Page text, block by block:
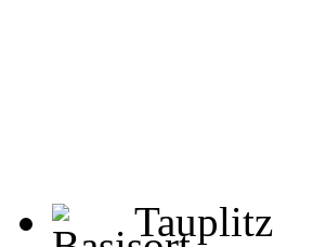
Tauplitz